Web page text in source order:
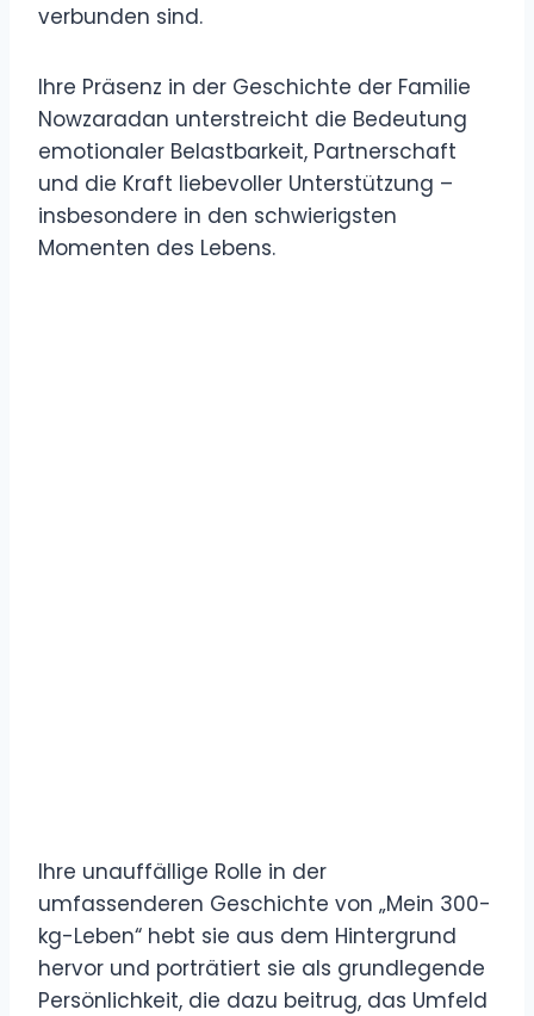
verbunden sind.
Ihre Präsenz in der Geschichte der Familie
Nowzaradan unterstreicht die Bedeutung
emotionaler Belastbarkeit, Partnerschaft
und die Kraft liebevoller Unterstützung –
insbesondere in den schwierigsten
Momenten des Lebens.
Ihre unauffällige Rolle in der
umfassenderen Geschichte von „Mein 300-
kg-Leben“ hebt sie aus dem Hintergrund
hervor und porträtiert sie als grundlegende
Persönlichkeit, die dazu beitrug, das Umfeld